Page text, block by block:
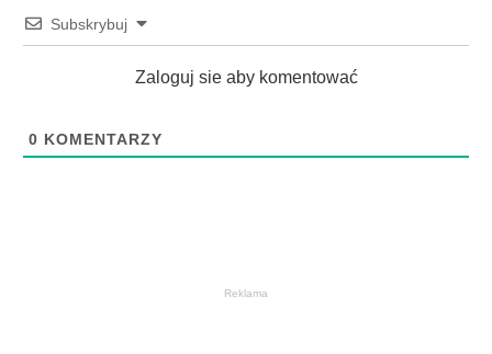
Subskrybuj
Zaloguj sie aby komentować
0 KOMENTARZY
Reklama